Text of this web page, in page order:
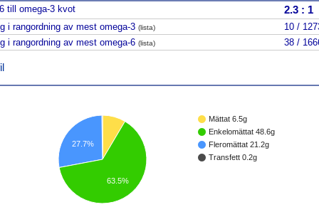
till omega-3 kvot 2.3 : 1
i rangordning av mest omega-3 (lista)
10 /
i rangordning av mest omega-6 (lista) 38 /
Mättat 6.5g
Enkelomättat 48.6g
Fleromättat 21.2g
Transfett 0.2g
27.7%
63.5%